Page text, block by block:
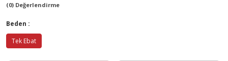
(0) Değerlendirme
Beden :
Tek Ebat